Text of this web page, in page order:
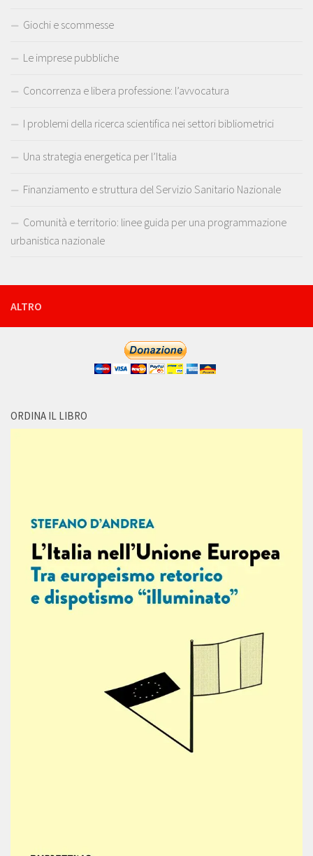
Giochi e scommesse
Le imprese pubbliche
Concorrenza e libera professione: l’avvocatura
I problemi della ricerca scientifica nei settori bibliometrici
Una strategia energetica per l’Italia
Finanziamento e struttura del Servizio Sanitario Nazionale
Comunità e territorio: linee guida per una programmazione
urbanistica nazionale
ALTRO
ORDINA IL LIBRO